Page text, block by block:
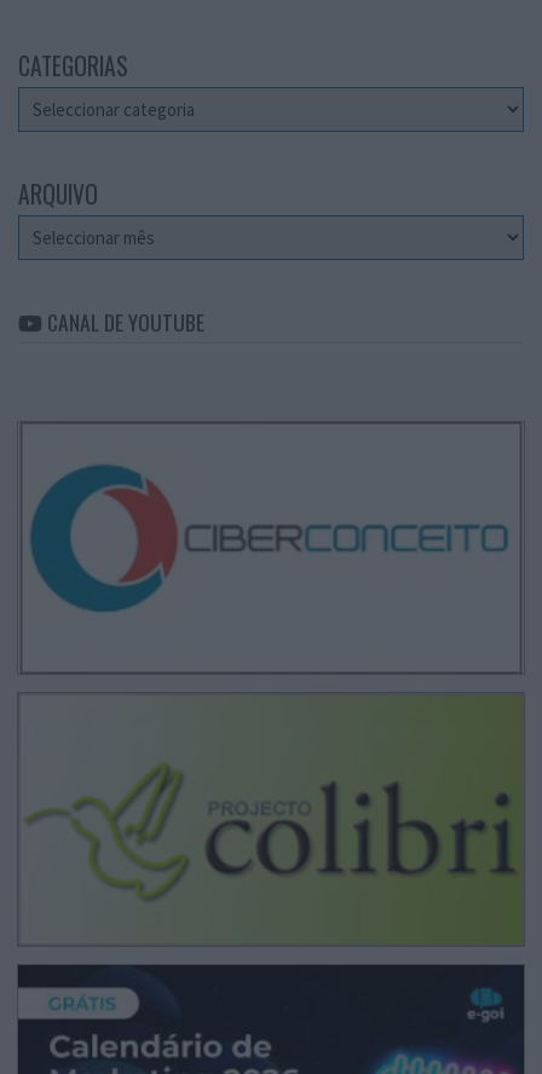
CATEGORIAS
Categorias
ARQUIVO
Arquivo
CANAL DE YOUTUBE